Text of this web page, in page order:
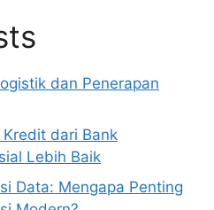
dan Penerapan
dari Bank
Lebih Baik
Data: Mengapa Penting